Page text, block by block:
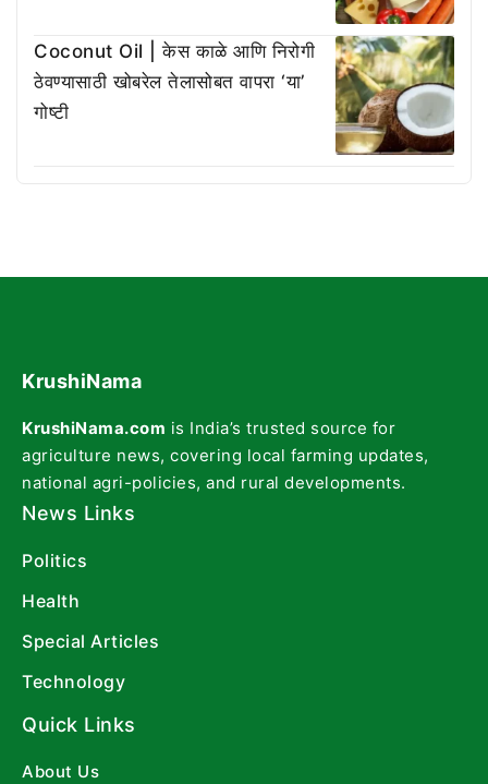
Coconut Oil | केस काळे आणि निरोगी
ठेवण्यासाठी खोबरेल तेलासोबत वापरा ‘या’
गोष्टी
KrushiNama
KrushiNama.com is India’s trusted source for
agriculture news, covering local farming updates,
national agri-policies, and rural developments.
News Links
Politics
Health
Special Articles
Technology
Quick Links
About Us